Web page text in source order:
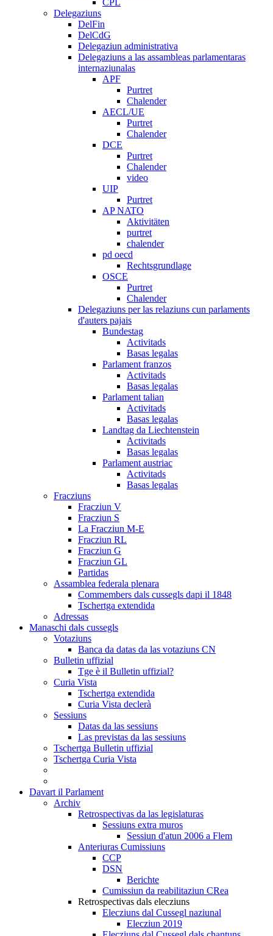
CPL
Delegaziuns
DelFin
DelCdG
Delegaziun administrativa
Delegaziuns a las assambleas parlamentaras
internaziunalas
APF
Purtret
Chalender
AECL/UE
Purtret
Chalender
DCE
Purtret
Chalender
video
UIP
Purtret
AP NATO
Aktivitäten
purtret
chalender
pd oecd
Rechtsgrundlage
OSCE
Purtret
Chalender
Delegaziuns per las relaziuns cun parlaments
d'auters pajais
Bundestag
Activitads
Basas legalas
Parlament franzos
Activitads
Basas legalas
Parlament talian
Activitads
Basas legalas
Landtag da Liechtenstein
Activitads
Basas legalas
Parlament austriac
Activitads
Basas legalas
Fracziuns
Fracziun V
Fracziun S
La Fracziun M-E
Fracziun RL
Fracziun G
Fracziun GL
Partidas
Assamblea federala plenara
Commembers dals cussegls dapi il 1848
Tschertga extendida
Adressas
Manaschi dals cussegls
Votaziuns
Banca da datas da las votaziuns CN
Bulletin uffizial
Tge è il Bulletin uffizial?
Curia Vista
Tschertga extendida
Curia Vista declerà
Sessiuns
Datas da las sessiuns
Las previstas da las sessiuns
Tschertga Bulletin uffizial
Tschertga Curia Vista
Davart il Parlament
Archiv
Retrospectivas da las legislaturas
Sessiuns extra muros
Sessiun d'atun 2006 a Flem
Anteriuras Cumissiuns
CCP
DSN
Berichte
Cumissiun da reabilitaziun CRea
Retrospectivas dals elecziuns
Elecziuns dal Cussegl naziunal
Elecziun 2019